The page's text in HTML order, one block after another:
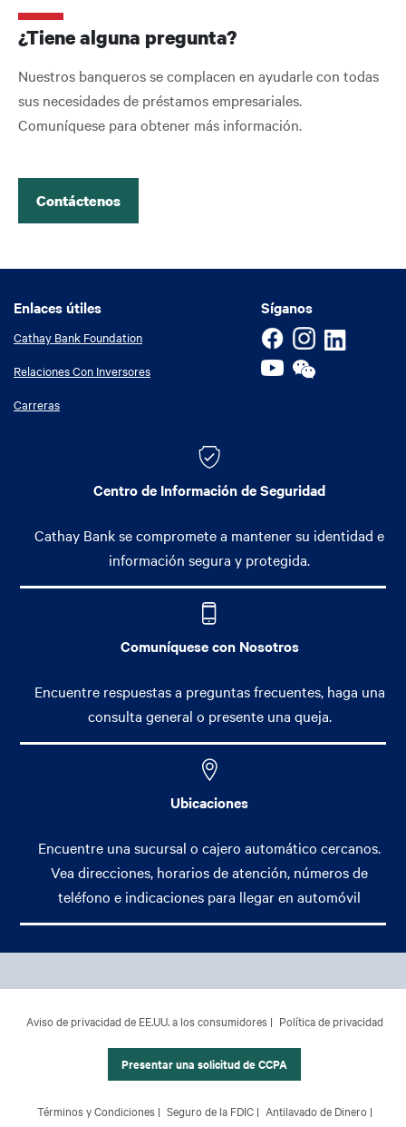
¿Tiene alguna pregunta?
Nuestros banqueros se complacen en ayudarle con todas
sus necesidades de préstamos empresariales.
Comuníquese para obtener más información.
Contáctenos
Síganos
Enlaces útiles
Enlaces útiles
Cathay Bank Foundation
Relaciones Con Inversores
Carreras
Centro de Información de Seguridad
Cathay Bank se compromete a mantener su identidad e
información segura y protegida.
Comuníquese con Nosotros
Encuentre respuestas a preguntas frecuentes, haga una
consulta general o presente una queja.
Ubicaciones
Encuentre una sucursal o cajero automático cercanos.
Vea direcciones, horarios de atención, números de
teléfono e indicaciones para llegar en automóvil
Banca Personal
Banca Comercial
Acerca de Nosotros
Aviso de privacidad de EE.UU. a los consumidores Política de privacidad
Presentar una solicitud de CCPA
Footer Site Map
Términos y Condiciones Seguro de la FDIC
Antilavado de Dinero